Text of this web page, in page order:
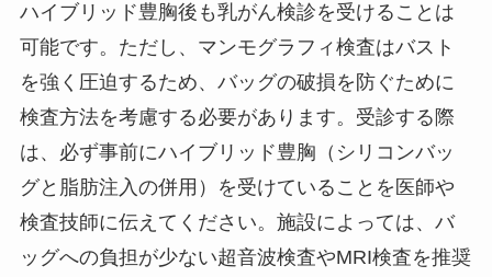
ハイブリッド豊胸後も乳がん検診を受けることは
可能です。ただし、マンモグラフィ検査はバスト
を強く圧迫するため、バッグの破損を防ぐために
検査方法を考慮する必要があります。受診する際
は、必ず事前にハイブリッド豊胸（シリコンバッ
グと脂肪注入の併用）を受けていることを医師や
検査技師に伝えてください。施設によっては、バ
ッグへの負担が少ない超音波検査やMRI検査を推奨